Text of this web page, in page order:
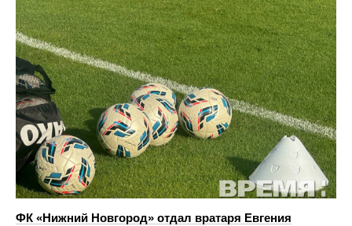
ФК «Нижний Новгород» отдал вратаря Евгения